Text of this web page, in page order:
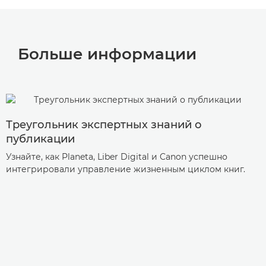
Больше информации
Треугольник экспертных знаний о
публикации
Узнайте, как Planeta, Liber Digital и Canon успешно
интегрировали управление жизненным циклом книг.